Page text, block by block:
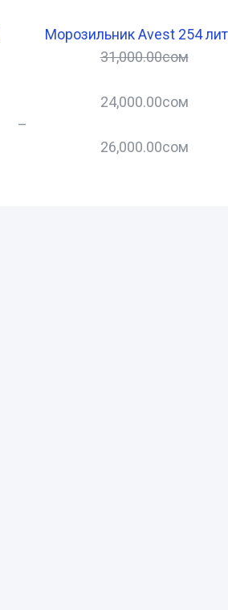
Морозильник Avest 254
31,000.00сом
24,000.00сом
–
26,000.00сом